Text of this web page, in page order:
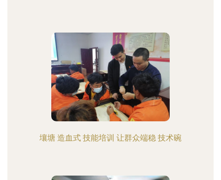
壤塘 造血式 技能培训 让群众端稳 技术碗